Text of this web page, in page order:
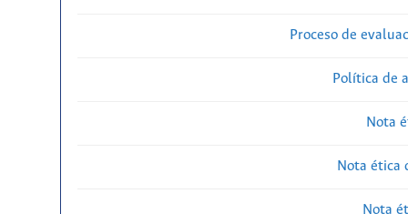
Proceso de
Política de
Nota
Nota ética
Nota